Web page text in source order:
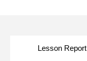
Lesson Report